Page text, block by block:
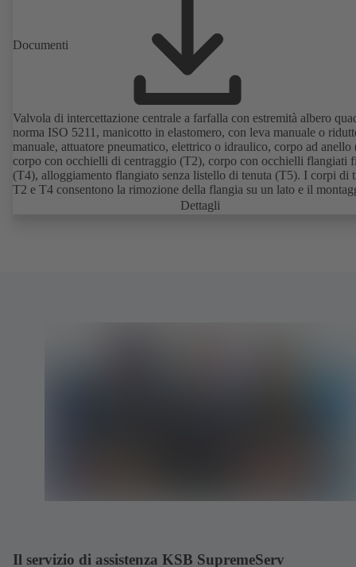
Documenti
Valvola di intercettazione centrale a farfalla con estremità albero
norma ISO 5211, manicotto in elastomero, con leva manuale o
manuale, attuatore pneumatico, elettrico o idraulico, corpo ad anello
corpo con occhielli di centraggio (T2), corpo con occhielli flangiati
(T4), alloggiamento flangiato senza listello di tenuta (T5). I corpi di
T2 e T4 consentono la rimozione della flangia su un lato e il
come valvola finale con controflangia. Collegamenti secondo EN,
Dettagli
Il servizio di assistenza KSB SupremeServ